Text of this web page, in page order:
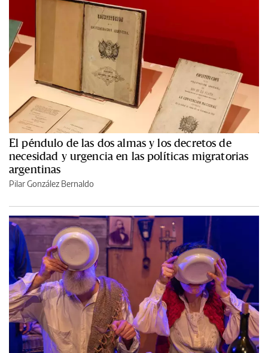
El péndulo de las dos almas y los decretos de
necesidad y urgencia en las políticas migratorias
argentinas
Pilar González Bernaldo